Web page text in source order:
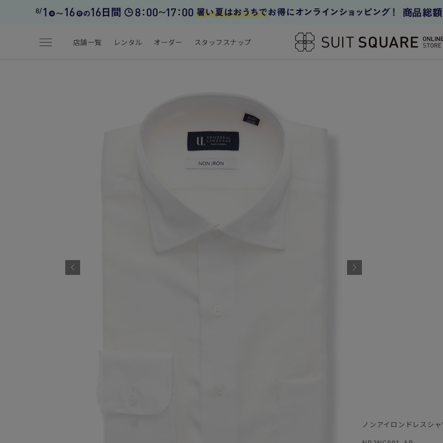
menu 店舗一覧 レンタル オーダー スタッフスナップ
ノンアイロンドレスシ